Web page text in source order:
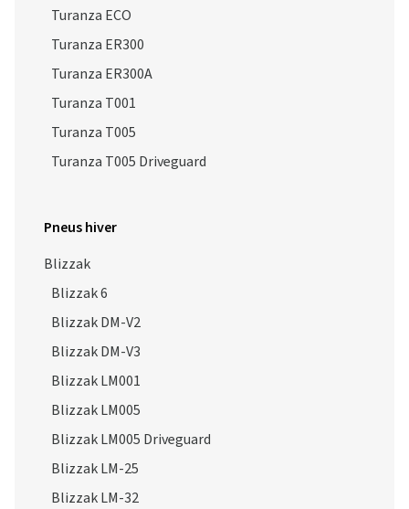
Turanza ECO
Turanza ER300
Turanza ER300A
Turanza T001
Turanza T005
Turanza T005 Driveguard
Pneus hiver
Blizzak
Blizzak 6
Blizzak DM-V2
Blizzak DM-V3
Blizzak LM001
Blizzak LM005
Blizzak LM005 Driveguard
Blizzak LM-25
Blizzak LM-32